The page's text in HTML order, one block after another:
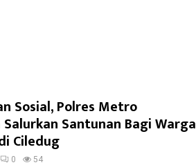
Sosial, Polres Metro
Santunan Bagi Warga
Ciledug
0 54